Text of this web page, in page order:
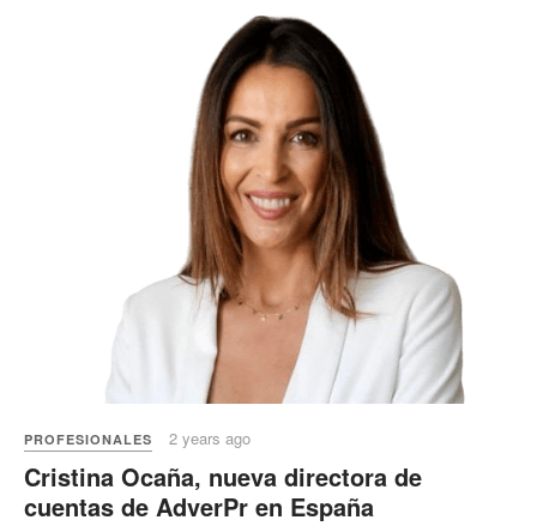
PROFESIONALES 2 years ago
Cristina Ocaña, nueva directora de
cuentas de AdverPr en España